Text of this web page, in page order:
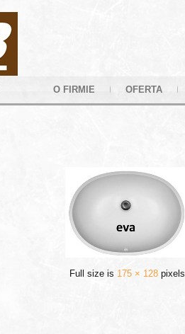
O FIRMIE OFERTA
Full size is 175 × 128pixels